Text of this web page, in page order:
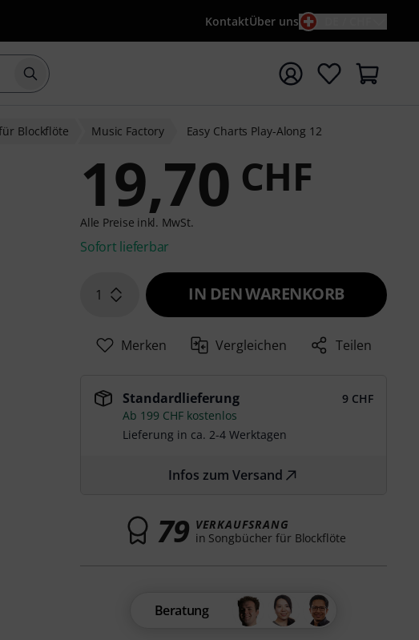
KontaktÜber uns
Suche mit Suchwort {searchTerm} starten
Blockflöte Music Factory Easy Charts Play-Along 12
19,70 CHF
Alle Preise inkl. MwSt.
Sofort lieferbar
1 IN DEN WARENKORB
Merken Vergleichen Teilen
Standardlieferung
9 CHF
Ab 199 CHF kostenlos
Lieferung in ca. 2-4 Werktagen
Infos zum Versand
79 VERKAUFSRANG
in Songbücher für Blockflöte
Beratung